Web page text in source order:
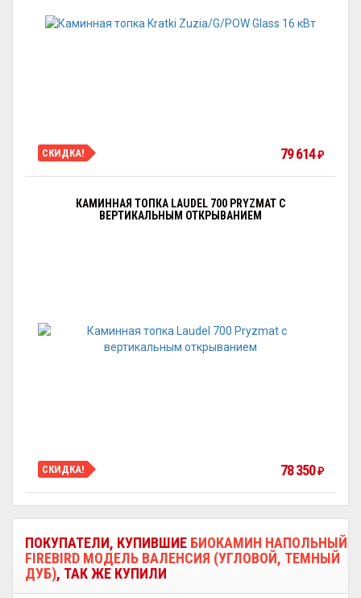
СКИДКА! 79 614₽
КАМИННАЯ ТОПКА LAUDEL 700 PRYZMAT С
ВЕРТИКАЛЬНЫМ ОТКРЫВАНИЕМ
СКИДКА! 78 350₽
ПОКУПАТЕЛИ, КУПИВШИЕ БИОКАМИН НАПОЛЬНЫЙ
FIREBIRD МОДЕЛЬ ВАЛЕНСИЯ (УГЛОВОЙ, ТЕМНЫЙ
ДУБ), ТАК ЖЕ КУПИЛИ